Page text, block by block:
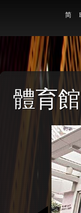
简
體育館